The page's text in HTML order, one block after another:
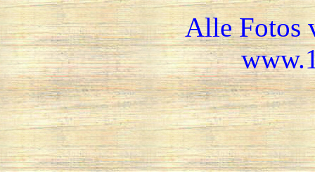
Alle Fotos